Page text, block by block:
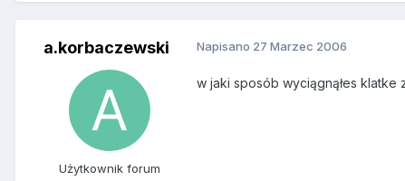
a.korbaczewski
Użytkownik forum
Napisano 27 Marzec 2006
w jaki sposób wyciągnąłes klatke